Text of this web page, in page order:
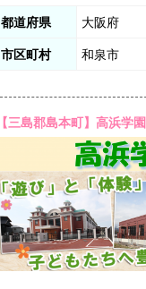
都道府県 大阪府
市区町村 和泉市
【三島郡島本町】高浜学園